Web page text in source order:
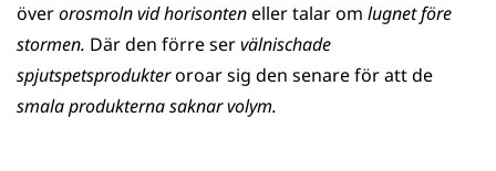
överorosmoln vid horisonteneller talar om lugnet före
stormen. Där den förre servälnischade
spjutspetsprodukteroroar sig den senare för att de
smala produkterna saknar volym.